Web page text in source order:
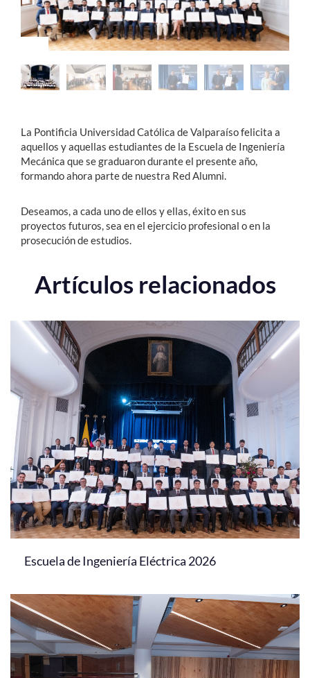
Estudiantes
Académicos
Funcionarios
English
La Pontificia Universidad Católica de Valparaíso felicita a
aquellos y aquellas estudiantes de la Escuela de Ingeniería
Mecánica que se graduaron durante el presente año,
formando ahora parte de nuestra Red Alumni.
Deseamos, a cada uno de ellos y ellas, éxito en sus
proyectos futuros, sea en el ejercicio profesional o en la
prosecución de estudios.
Artículos relacionados
Escuela de Ingeniería Eléctrica 2026